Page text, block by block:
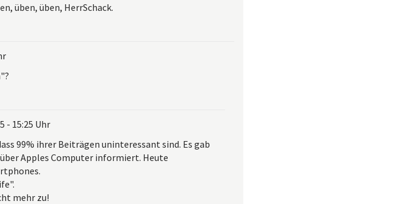
üben, üben, HerrSchack.
- 15:25 Uhr
99% ihrer Beiträgen uninteressant sind. Es gab
Apples Computer informiert. Heute
mehr zu!